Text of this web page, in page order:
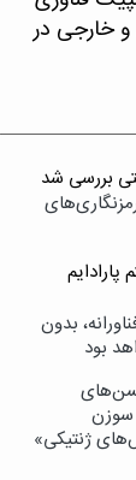
و خارجی در
بررسی شد
بدون
بود
ژنتیکی»